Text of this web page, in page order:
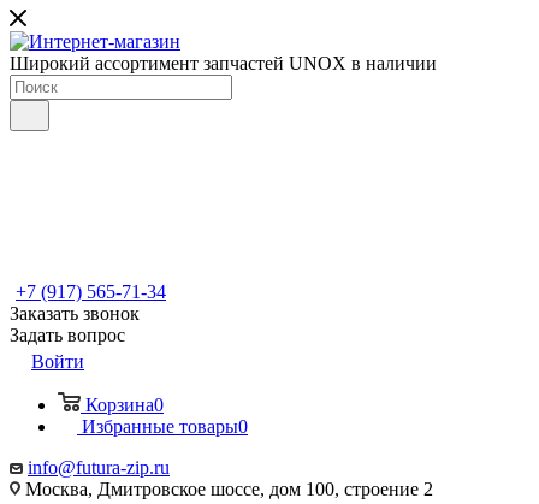
Широкий ассортимент запчастей UNOX в наличии
+7 (917) 565-71-34
Заказать звонок
Задать вопрос
Войти
Корзина0
Избранные товары0
info@futura-zip.ru
Москва, Дмитровское шоссе, дом 100, строение 2